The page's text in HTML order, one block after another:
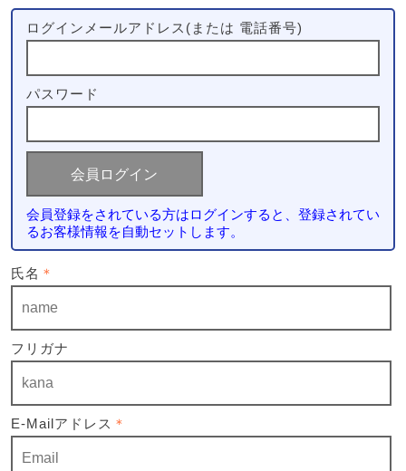
ログインメールアドレス(または 電話番号)
パスワード
会員登録をされている方はログインすると、登録されてい
るお客様情報を自動セットします。
氏名 ＊
フリガナ
E-Mailアドレス ＊